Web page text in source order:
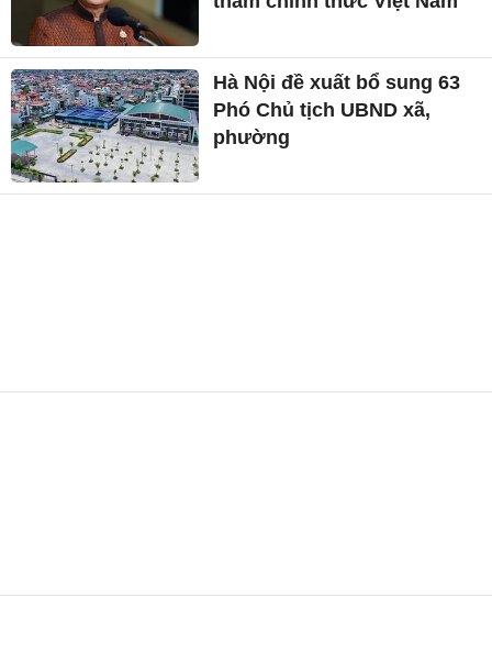
Hà Nội đề xuất bổ sung 63
Phó Chủ tịch UBND xã,
phường